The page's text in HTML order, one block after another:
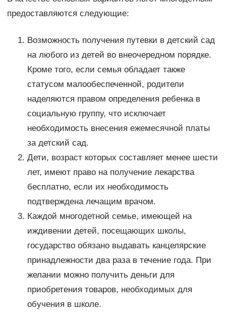
предоставляются следующие:
Возможность получения путевки в детский сад
на любого из детей во внеочередном порядке.
Кроме того, если семья обладает также
статусом малообеспеченной, родители
наделяются правом определения ребенка в
социальную группу, что исключает
необходимость внесения ежемесячной платы
за детский сад.
Дети, возраст которых составляет менее шести
лет, имеют право на получение лекарства
бесплатно, если их необходимость
подтверждена лечащим врачом.
Каждой многодетной семье, имеющей на
иждивении детей, посещающих школы,
государство обязано выдавать канцелярские
принадлежности два раза в течение года. При
желании можно получить деньги для
приобретения товаров, необходимых для
обучения в школе.